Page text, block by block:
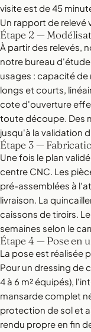
visite est de 45
Un rapport de relevé
Étape 2 —
À partir des relevés,
notre bureau
usages : capacité
longs et courts,
cote d'ouverture
toute découpe. Des
jusqu'à la validation
Étape 3 —
Une fois le plan
centre CNC. Les
pré-assemblées à
livraison. La
caissons de tiroirs.
semaines selon le
Étape 4 — Pose en
La pose est réalisée
Pour un dressing de
4 à 6 m² équipés),
mansarde complet
protection de sol et
rendu propre en fin